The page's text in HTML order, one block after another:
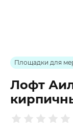
Площадки для
Лофт